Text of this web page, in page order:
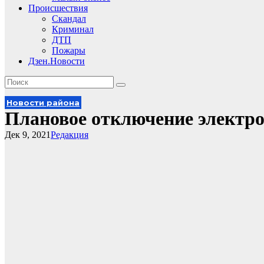
Происшествия
Скандал
Криминал
ДТП
Пожары
Дзен.Новости
Новости района
Плановое отключение
Редакция
Дек 9, 2021